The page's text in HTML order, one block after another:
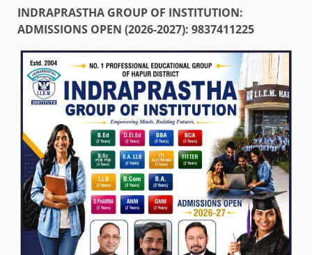
INDRAPRASTHA GROUP OF INSTITUTION:
ADMISSIONS OPEN (2026-2027): 9837411225